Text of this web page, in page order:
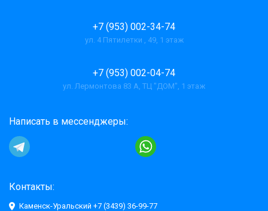
+7 (953) 002-34-74
ул. 4 Пятилетки , 49, 1 этаж
+7 (953) 002-04-74
ул. Лермонтова 83 А, ТЦ "ДОМ", 1 этаж
Написать в мессенджеры:
Контакты:
Каменск-Уральский +7 (3439) 36-99-77